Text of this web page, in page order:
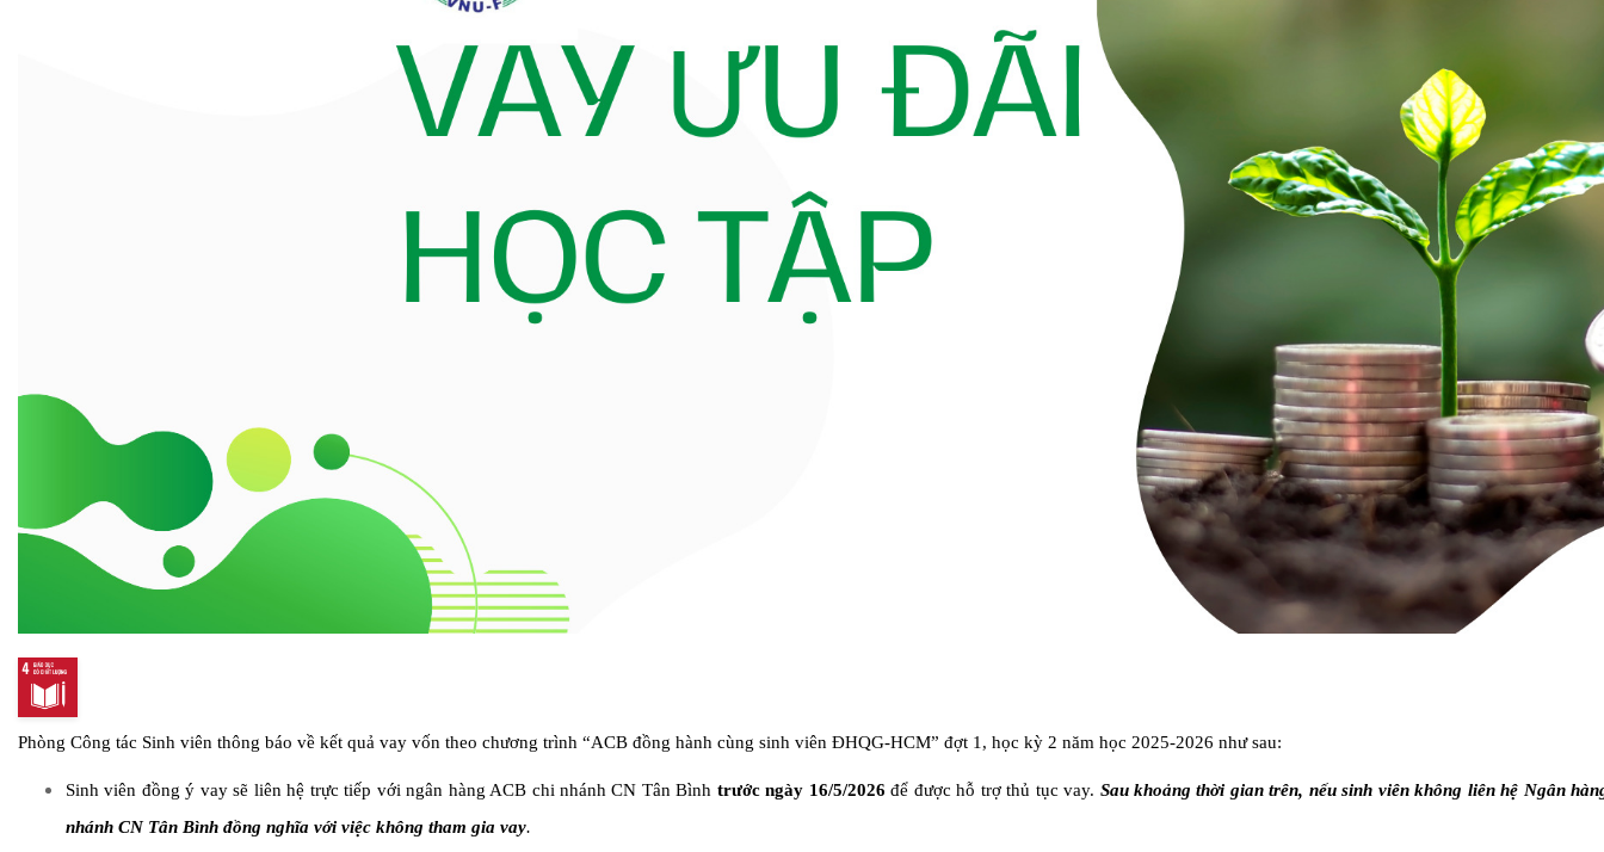
Phòng Công tác Sinh viên thông báo về kết quả vay vốn theo chương trình “ACB đồng hành cùng sinh viên ĐHQG-HCM” đợt 1, học kỳ 2 năm học 2025-2026 như sau:
Sinh viên đồng ý vay sẽ liên hệ trực tiếp với ngân hàng ACB chi nhánh CN Tân Bình trước ngày 16/5/2026 để được hỗ trợ thủ tục vay. Sau khoảng thời gian trên, nếu sinh viên không liên hệ Ngân
nhánh CN Tân Bình đồng nghĩa với việc không tham gia vay.